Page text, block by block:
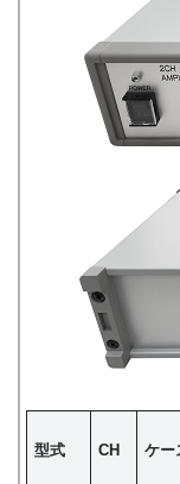
型式 CH ケー